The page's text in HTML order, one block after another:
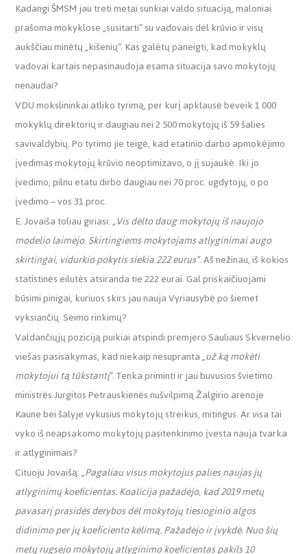
Kadangi ŠMSM jau treti metai sunkiai valdo situaciją, maloniai
prašoma mokyklose „susitarti“ su vadovais dėl krūvio ir visų
aukščiau minėtų „kišenių“. Kas galėtų paneigti, kad mokyklų
vadovai kartais nepasinaudoja esama situacija savo mokytojų
nenaudai?
VDU mokslininkai atliko tyrimą, per kurį apklausė beveik 1 000
mokyklų direktorių ir daugiau nei 2 500 mokytojų iš 59 šalies
savivaldybių. Po tyrimo jie teigė, kad etatinio darbo apmokėjimo
įvedimas mokytojų krūvio neoptimizavo, o jį sujaukė. Iki jo
įvedimo, pilnu etatu dirbo daugiau nei 70 proc. ugdytojų, o po
įvedimo – vos 31 proc.
E. Jovaiša toliau giriasi:„Vis dėlto daug mokytojų iš naujojo
modelio laimėjo. Skirtingiems mokytojams atlyginimai augo
skirtingai, vidurkio pokytis siekia 222 eurus“. Aš nežinau, iš kokios
statistinės eilutės atsiranda tie 222 eurai. Gal priskaičiuojami
būsimi pinigai, kuriuos skirs jau nauja Vyriausybė po šiemet
vyksiančių Seimo rinkimų?
Valdančiųjų poziciją puikiai atspindi premjero Sauliaus Skvernelio
viešas pasisakymas, kad niekaip nesupranta „už ką mokėti
mokytojui tą tūkstantį“. Tenka priminti ir jau buvusios švietimo
ministrės Jurgitos Petrauskienės nušvilpimą Žalgirio arenoje
Kaune bei šalyje vykusius mokytojų streikus, mitingus. Ar visa tai
vyko iš neapsakomo mokytojų pasitenkinimo įvesta nauja tvarka
ir atlyginimais?
Cituoju Jovaišą:„Pagaliau visus mokytojus palies naujas jų
atlyginimų koeficientas. Koalicija pažadėjo, kad 2019 metų
pavasarį prasidės derybos dėl mokytojų tiesioginio algos
didinimo per jų koeficiento kėlimą. Pažadėjo ir įvykdė. Nuo šių
metų rugsėjo mokytojų atlyginimo koeficientas pakils 10